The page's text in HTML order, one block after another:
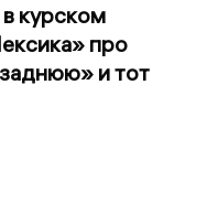
курском
про
и тот